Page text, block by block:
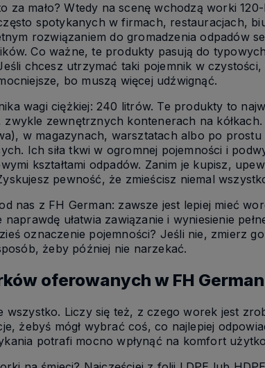
za mało? Wtedy na scenę wchodzą worki
spotykanych w firmach, restauracjach,
rozwiązaniem do gromadzenia odpadów
Co ważne, te produkty pasują do
chcesz utrzymać taki pojemnik w
bo muszą więcej udźwignąć.
wagi ciężkiej: 240 litrów. Te produkty to
zewnętrznych kontenerach na
w magazynach, warsztatach albo po
Ich siła tkwi w ogromnej pojemności i
kształtami odpadów. Zanim je kupisz,
pewność, że zmieścisz niemal
nas z FH German: zawsze jest lepiej mieć
naprawdę ułatwia zawiązanie i wyniesienie
oznaczenie pojemności? Jeśli nie, zmierz
żeby później nie narzekać.
oferowanych w FH German
wszystko. Liczy się też, z czego worek jest
żebyś mógł wybrać coś, co najlepiej
potrafi mocno wpłynąć na komfort